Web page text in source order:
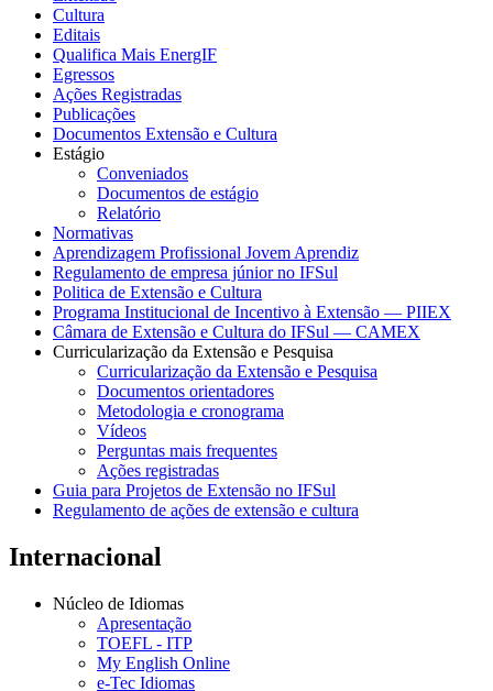
Cultura
Editais
Qualifica Mais EnergIF
Egressos
Ações Registradas
Publicações
Documentos Extensão e Cultura
Estágio
Conveniados
Documentos de estágio
Relatório
Normativas
Aprendizagem Profissional Jovem Aprendiz
Regulamento de empresa júnior no IFSul
Politica de Extensão e Cultura
Programa Institucional de Incentivo à Extensão — PIIEX
Câmara de Extensão e Cultura do IFSul — CAMEX
Curricularização da Extensão e Pesquisa
Curricularização da Extensão e Pesquisa
Documentos orientadores
Metodologia e cronograma
Vídeos
Perguntas mais frequentes
Ações registradas
Guia para Projetos de Extensão no IFSul
Regulamento de ações de extensão e cultura
Internacional
Núcleo de Idiomas
Apresentação
TOEFL - ITP
My English Online
e-Tec Idiomas